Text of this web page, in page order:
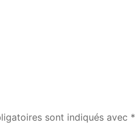
sont indiqués avec *